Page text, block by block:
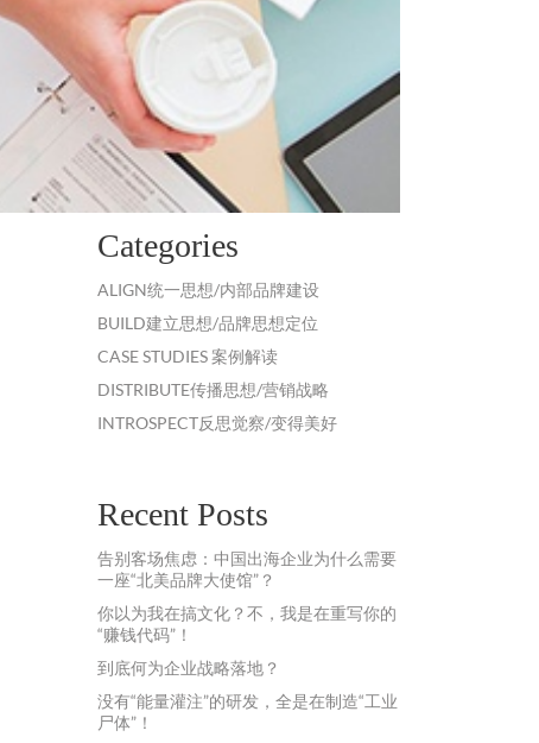
Categories
ALIGN统一思想/内部品牌建设
BUILD建立思想/品牌思想定位
CASE STUDIES 案例解读
DISTRIBUTE传播思想/营销战略
INTROSPECT反思觉察/变得美好
Recent Posts
告别客场焦虑：中国出海企业为什么需要
一座“北美品牌大使馆”？
你以为我在搞文化？不，我是在重写你的
“赚钱代码”！
到底何为企业战略落地？
没有“能量灌注”的研发，全是在制造“工业
尸体”！